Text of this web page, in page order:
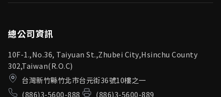
利害關係人
總公司資訊
10F-1.,No.36, Taiyuan St.,Zhubei City,Hsinchu County
302,Taiwan(R.O.C)
台灣新竹縣竹北市台元街36號10樓之一
(886)3-5600-888
(886)3-5600-889